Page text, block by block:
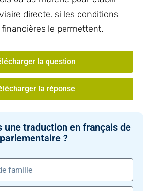
directe, si les conditions
le permettent.
la question
la réponse
une traduction en français de
?